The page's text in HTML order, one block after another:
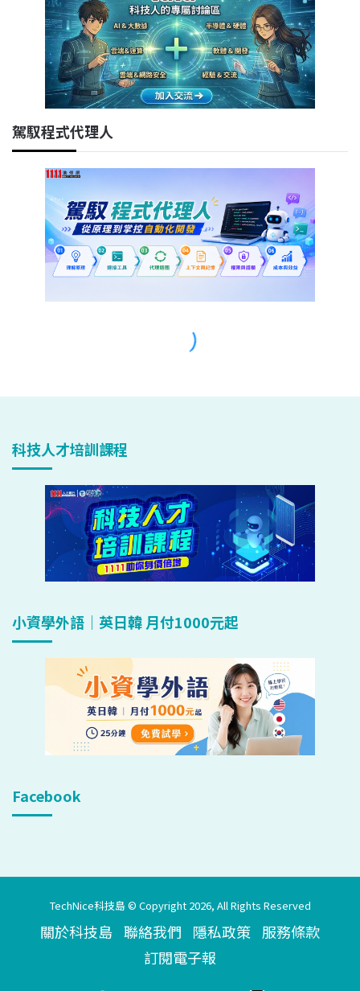
科技人才培訓課程
小資學外語｜英日韓 月付1000元起
Facebook
TechNice科技島 © Copyright 2026, All Rights Reserved
關於科技島 聯絡我們 隱私政策 服務條款
訂閱電子報